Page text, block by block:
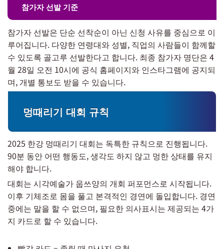
참가자 선발 기준
참가자 선발은 단순 선착순이 아닌 신청 사유를 중심으로 이
루어집니다. 다양한 연령대와 성별, 직업의 사람들이 함께할
수 있도록 골고루 선발한다고 합니다. 최종 참가자 명단은 4
월 28일 오전 10시에 공식 홈페이지와 인스타그램에 공지되
며, 개별 통보도 받을 수 있습니다.
멍때리기 대회 규칙
2025 한강 멍때리기 대회는 독특한 규칙으로 진행됩니다.
90분 동안 어떤 행동도, 생각도 하지 않고 멍한 상태를 유지
해야 합니다.
대회는 시각예술가 웁쓰양의 개회 퍼포먼스로 시작됩니다.
이후 기체조로 몸을 풀고 본격적인 경연에 돌입합니다. 경연
중에는 말을 할 수 없으며, 필요한 의사표시는 제공되는 4가
지 카드로 할 수 있습니다.